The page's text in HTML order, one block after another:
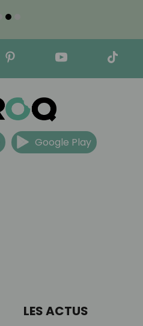
Google Play
LES ACTUS